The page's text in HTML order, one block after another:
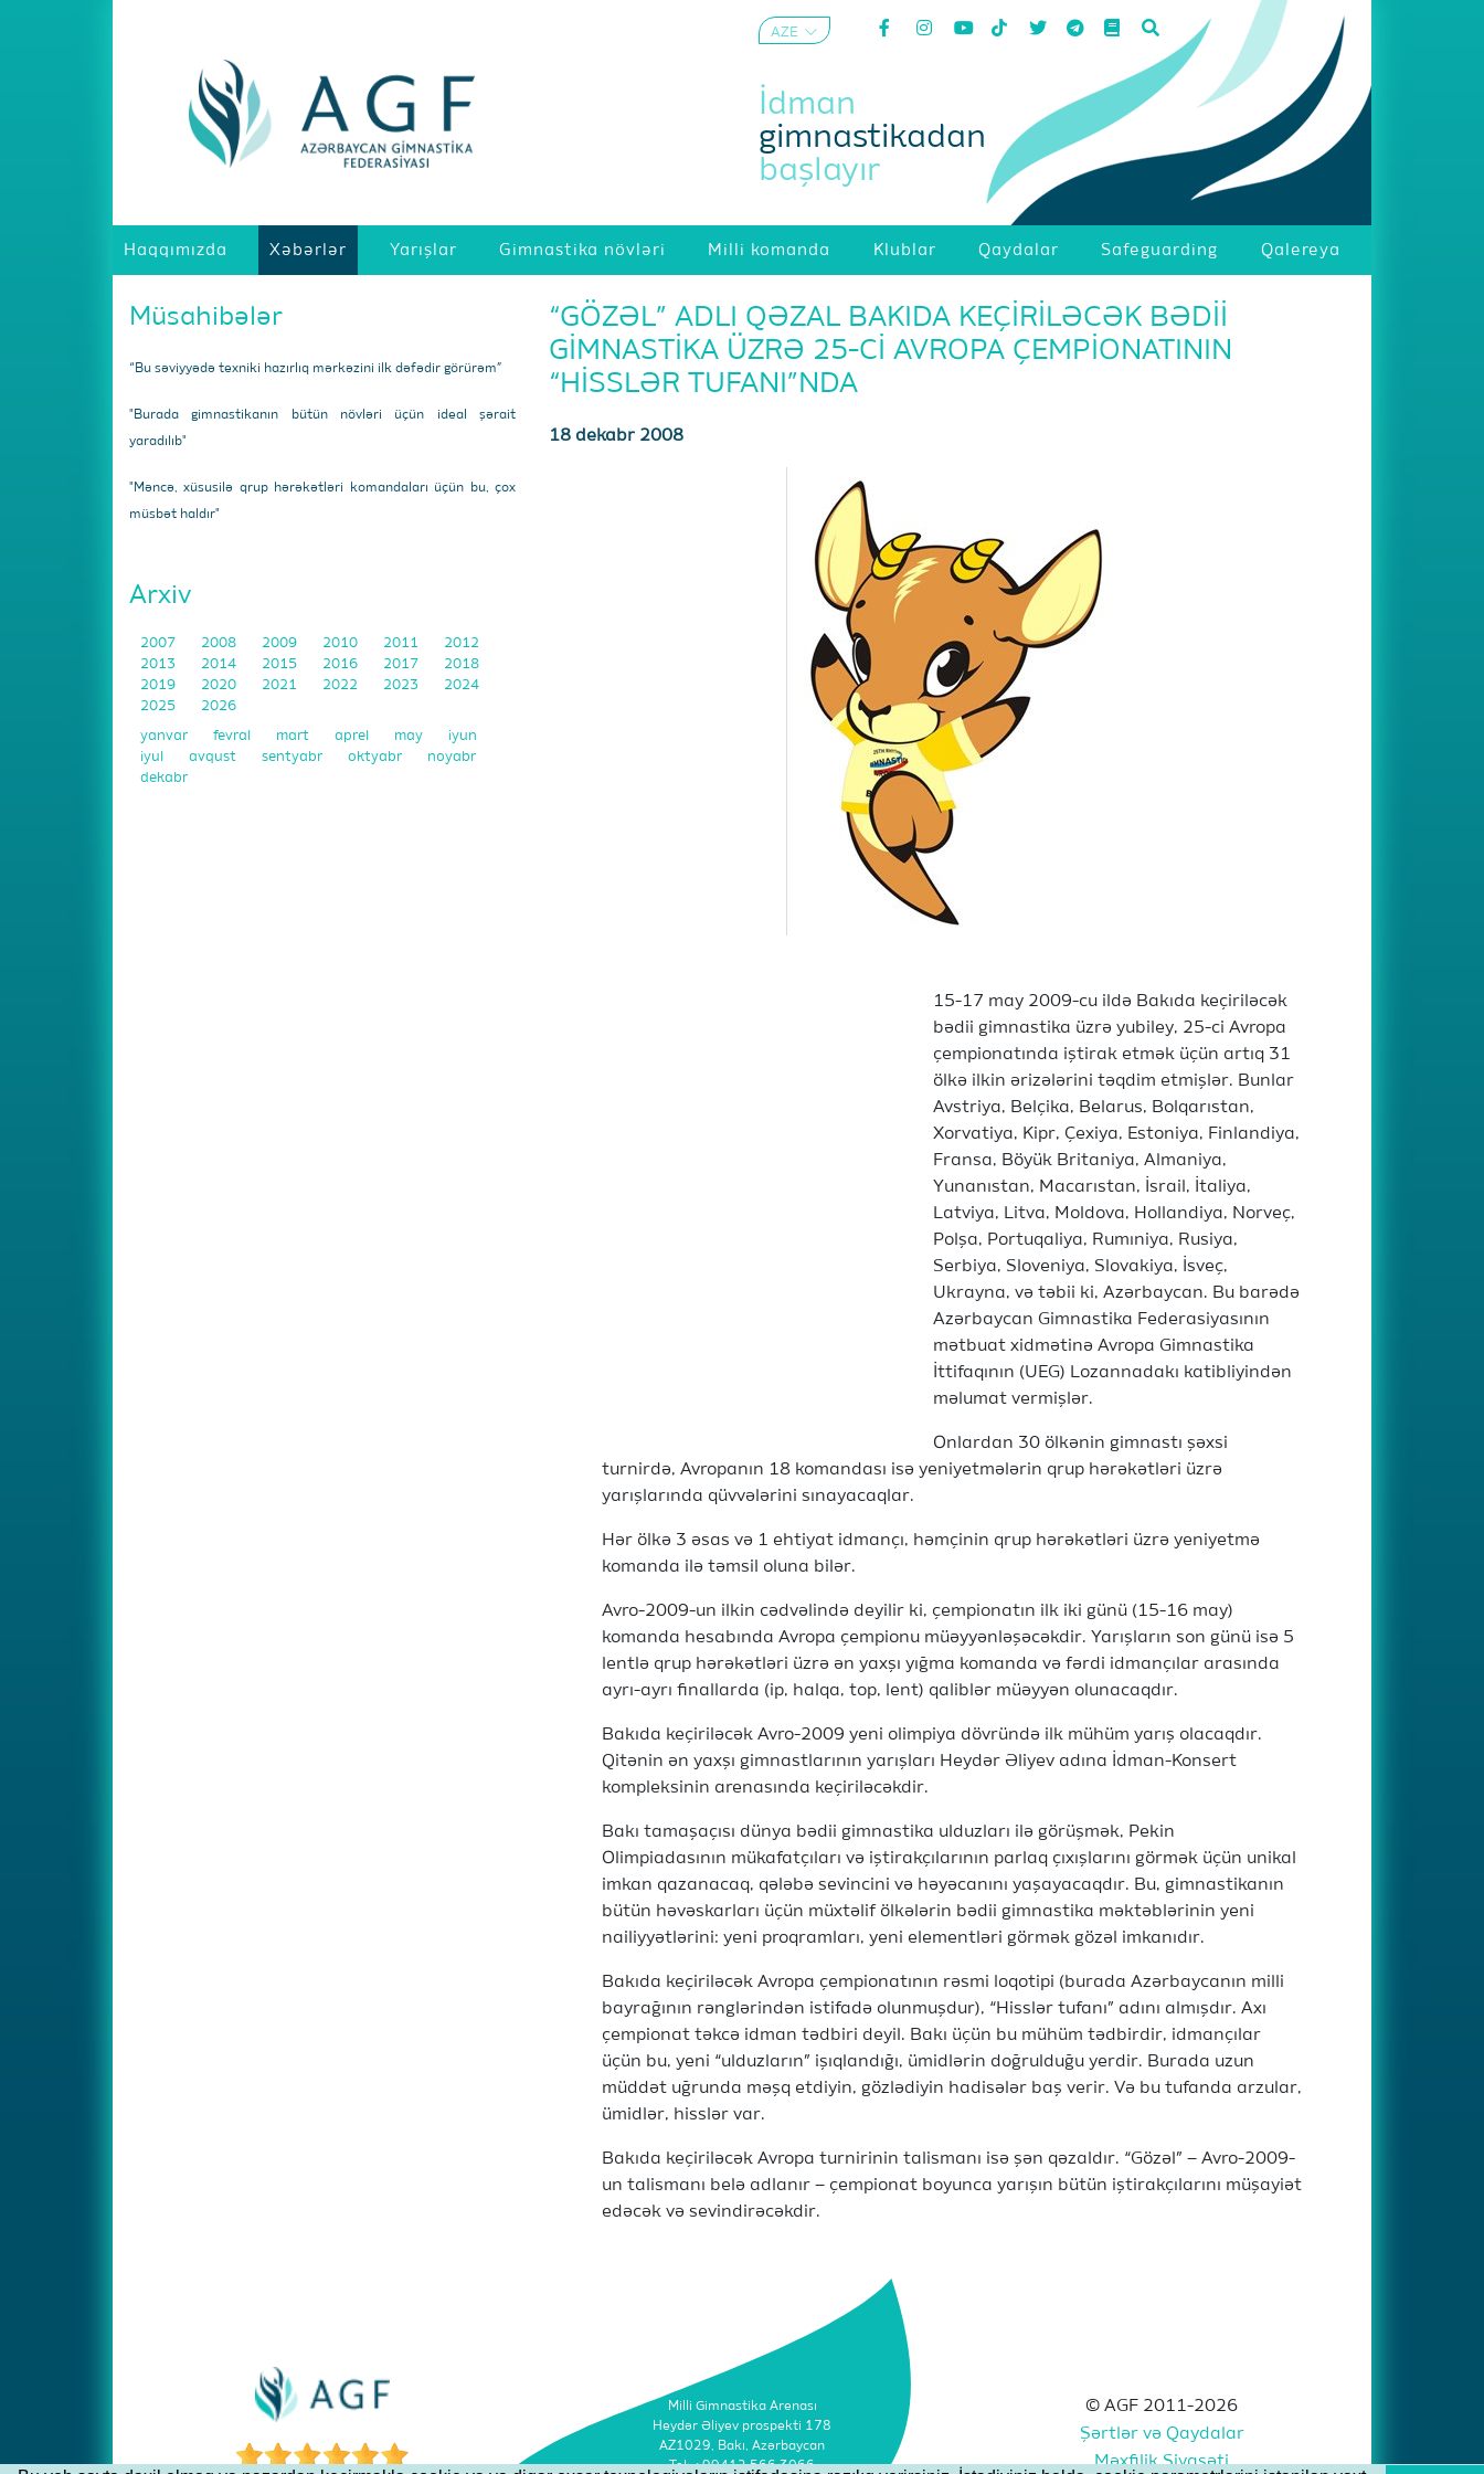
AZE
İdman
gimnastikadan
başlayır
Haqqımızda Xəbərlər Yarışlar Gimnastika növləri Milli komanda Klublar Qaydalar Safeguarding Qalereya
Müsahibələr
“Bu səviyyədə texniki hazırlıq mərkəzini ilk dəfədir görürəm”
"Burada gimnastikanın bütün növləri üçün ideal şərait
yaradılıb"
"Məncə, xüsusilə qrup hərəkətləri komandaları üçün bu, çox
müsbət haldır"
Arxiv
2007 2008 2009 2010 2011
2012
2013
2014 2015 2016 2017
2018
2019
2020 2021 2022 2023
2024
2025
2026
yanvar fevral mart aprel may
iyun
iyul
avqust sentyabr oktyabr
noyabr
dekabr
“GÖZƏL” ADLI QƏZAL BAKIDA KEÇİRİLƏCƏK BƏDİİ
GİMNASTİKA ÜZRƏ 25-Cİ AVROPA ÇEMPİONATININ
“HİSSLƏR TUFANI”NDA
18 dekabr 2008
15-17 may 2009-cu ildə Bakıda keçiriləcək
bədii gimnastika üzrə yubiley, 25-ci Avropa
çempionatında iştirak etmək üçün artıq 31
ölkə ilkin ərizələrini təqdim etmişlər. Bunlar
Avstriya, Belçika, Belarus, Bolqarıstan,
Xorvatiya, Kipr, Çexiya, Estoniya, Finlandiya,
Fransa, Böyük Britaniya, Almaniya,
Yunanıstan, Macarıstan, İsrail, İtaliya,
Latviya, Litva, Moldova, Hollandiya, Norveç,
Polşa, Portuqaliya, Rumıniya, Rusiya,
Serbiya, Sloveniya, Slovakiya, İsveç,
Ukrayna, və təbii ki, Azərbaycan. Bu barədə
Azərbaycan Gimnastika Federasiyasının
mətbuat xidmətinə Avropa Gimnastika
İttifaqının (UEG) Lozannadakı katibliyindən
məlumat vermişlər.
Onlardan 30 ölkənin gimnastı şəxsi
turnirdə, Avropanın 18 komandası isə yeniyetmələrin qrup hərəkətləri üzrə
yarışlarında qüvvələrini sınayacaqlar.
Hər ölkə 3 əsas və 1 ehtiyat idmançı, həmçinin qrup hərəkətləri üzrə yeniyetmə
komanda ilə təmsil oluna bilər.
Avro-2009-un ilkin cədvəlində deyilir ki, çempionatın ilk iki günü (15-16 may)
komanda hesabında Avropa çempionu müəyyənləşəcəkdir. Yarışların son günü isə 5
lentlə qrup hərəkətləri üzrə ən yaxşı yığma komanda və fərdi idmançılar arasında
ayrı-ayrı finallarda (ip, halqa, top, lent) qaliblər müəyyən olunacaqdır.
Bakıda keçiriləcək Avro-2009 yeni olimpiya dövründə ilk mühüm yarış olacaqdır.
Qitənin ən yaxşı gimnastlarının yarışları Heydər Əliyev adına İdman-Konsert
kompleksinin arenasında keçiriləcəkdir.
Bakı tamaşaçısı dünya bədii gimnastika ulduzları ilə görüşmək, Pekin
Olimpiadasının mükafatçıları və iştirakçılarının parlaq çıxışlarını görmək üçün unikal
imkan qazanacaq, qələbə sevincini və həyəcanını yaşayacaqdır. Bu, gimnastikanın
bütün həvəskarları üçün müxtəlif ölkələrin bədii gimnastika məktəblərinin yeni
nailiyyətlərini: yeni proqramları, yeni elementləri görmək gözəl imkanıdır.
Bakıda keçiriləcək Avropa çempionatının rəsmi loqotipi (burada Azərbaycanın milli
bayrağının rənglərindən istifadə olunmuşdur), “Hisslər tufanı” adını almışdır. Axı
çempionat təkcə idman tədbiri deyil. Bakı üçün bu mühüm tədbirdir, idmançılar
üçün bu, yeni “ulduzların” işıqlandığı, ümidlərin doğrulduğu yerdir. Burada uzun
müddət uğrunda məşq etdiyin, gözlədiyin hadisələr baş verir. Və bu tufanda arzular,
ümidlər, hisslər var.
Bakıda keçiriləcək Avropa turnirinin talismanı isə şən qəzaldır. “Gözəl” – Avro-2009-
un talismanı belə adlanır – çempionat boyunca yarışın bütün iştirakçılarını müşayiət
edəcək və sevindirəcəkdir.
Milli Gimnastika Arenası
Heydər Əliyev prospekti 178
AZ1029, Bakı, Azərbaycan
Tel: +99412 566 3066
© AGF 2011-2026
Şərtlər və Qaydalar
Məxfilik Siyasəti